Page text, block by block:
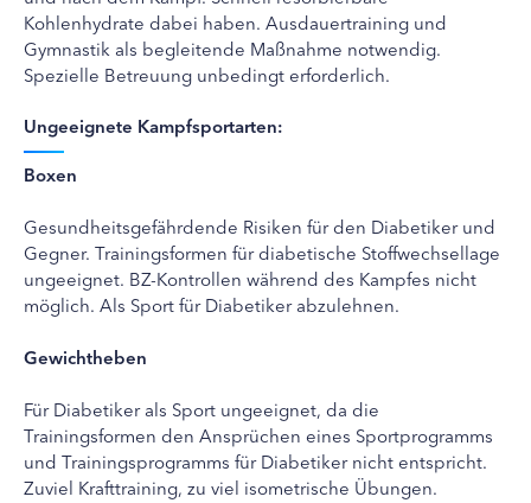
Kohlenhydrate dabei haben. Ausdauertraining und
Gymnastik als begleitende Maßnahme notwendig.
Spezielle Betreuung unbedingt erforderlich.
Ungeeignete Kampfsportarten:
Boxen
Gesundheitsgefährdende Risiken für den Diabetiker und
Gegner. Trainingsformen für diabetische Stoffwechsellage
ungeeignet. BZ-Kontrollen während des Kampfes nicht
möglich. Als Sport für Diabetiker abzulehnen.
Gewichtheben
Für Diabetiker als Sport ungeeignet, da die
Trainingsformen den Ansprüchen eines Sportprogramms
und Trainingsprogramms für Diabetiker nicht entspricht.
Zuviel Krafttraining, zu viel isometrische Übungen.